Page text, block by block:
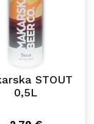
STOUT
0,5L